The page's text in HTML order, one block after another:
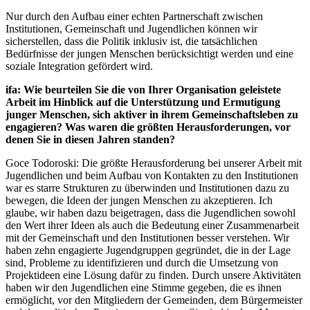
Nur durch den Aufbau einer echten Partnerschaft zwischen
Institutionen, Gemeinschaft und Jugendlichen können wir
sicherstellen, dass die Politik inklusiv ist, die tatsächlichen
Bedürfnisse der jungen Menschen berücksichtigt werden und eine
soziale Integration gefördert wird.
ifa: Wie beurteilen Sie die von Ihrer Organisation geleistete
Arbeit im Hinblick auf die Unterstützung und Ermutigung
junger Menschen, sich aktiver in ihrem Gemeinschaftsleben zu
engagieren? Was waren die größten Herausforderungen, vor
denen Sie in diesen Jahren standen?
Goce Todoroski: Die größte Herausforderung bei unserer Arbeit mit
Jugendlichen und beim Aufbau von Kontakten zu den Institutionen
war es starre Strukturen zu überwinden und Institutionen dazu zu
bewegen, die Ideen der jungen Menschen zu akzeptieren. Ich
glaube, wir haben dazu beigetragen, dass die Jugendlichen sowohl
den Wert ihrer Ideen als auch die Bedeutung einer Zusammenarbeit
mit der Gemeinschaft und den Institutionen besser verstehen. Wir
haben zehn engagierte Jugendgruppen gegründet, die in der Lage
sind, Probleme zu identifizieren und durch die Umsetzung von
Projektideen eine Lösung dafür zu finden. Durch unsere Aktivitäten
haben wir den Jugendlichen eine Stimme gegeben, die es ihnen
ermöglicht, vor den Mitgliedern der Gemeinden, dem Bürgermeister